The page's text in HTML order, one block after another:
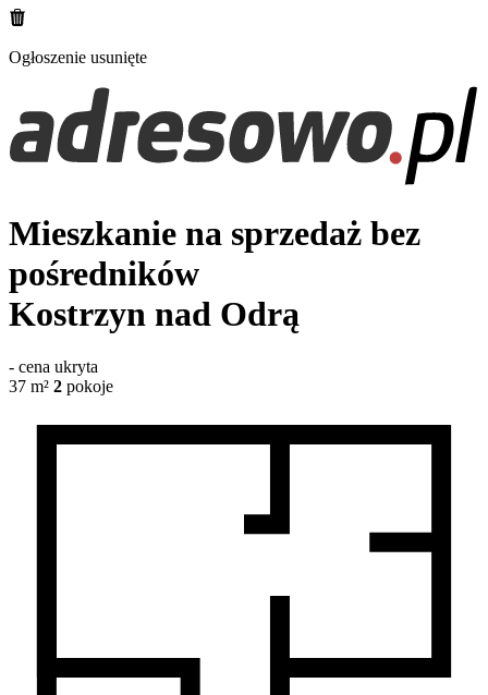
Ogłoszenie usunięte
Mieszkanie na sprzedaż bez
pośredników
Kostrzyn nad Odrą
- cena ukryta
37 m² 2 pokoje